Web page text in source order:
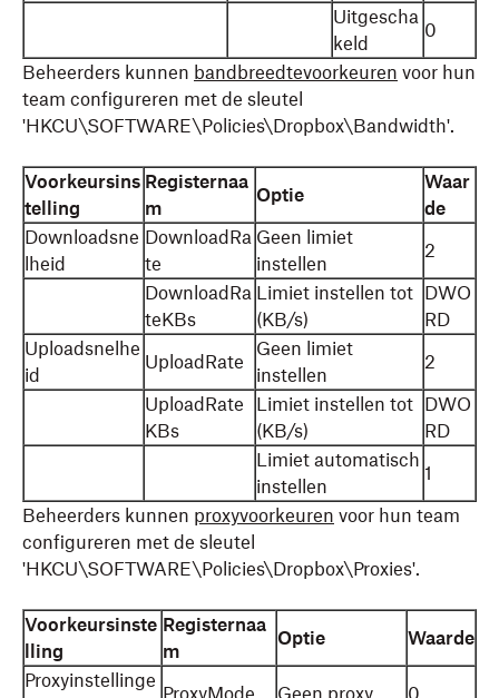
Uitgescha
keld
0
Beheerders kunnen bandbreedtevoorkeuren voor hun
team configureren met de sleutel
'HKCU\SOFTWARE\Policies\Dropbox\Bandwidth'.
Voorkeursins
telling
Registernaa
m
Optie
Waar
de
Downloadsne
lheid
DownloadRa
te
Geen limiet
instellen
2
DownloadRa
teKBs
Limiet instellen tot
(KB/s)
DWO
RD
Uploadsnelhe
id
UploadRate
Geen limiet
instellen
2
UploadRate
KBs
Limiet instellen tot
(KB/s)
DWO
RD
Limiet automatisch
instellen
1
Beheerders kunnen proxyvoorkeuren voor hun team
configureren met de sleutel
'HKCU\SOFTWARE\Policies\Dropbox\Proxies'.
Voorkeursinste
lling
Registernaa
m
Optie
Waarde
Proxyinstellinge
ProxyMode Geen proxy 0